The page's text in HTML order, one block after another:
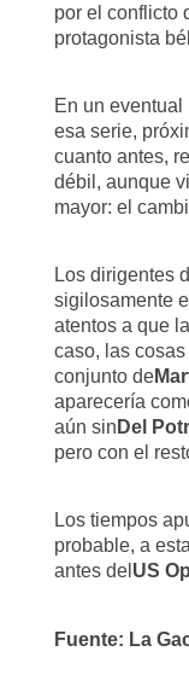
por el conflicto
protagonista
En un
esa serie,
cuanto antes,
débil, aunque
mayor: el
Los dirigentes
sigilosamente
atentos a que
caso, las
conjunto de
aparecería
aún sin Del
pero con el
Los tiempos
probable, a
antes del US
Fuente: La